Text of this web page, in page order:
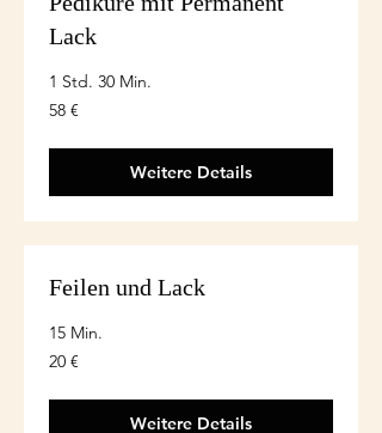
Lack
1 Std. 30 Min.
58
euro
58 €
Weitere Details
Feilen und Lack
15 Min.
20
euro
20 €
Weitere Details